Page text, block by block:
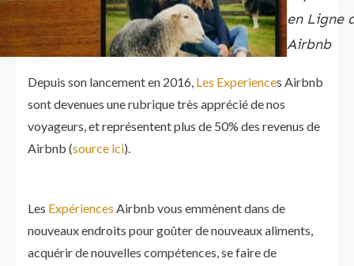
en Ligne
Airbnb
Depuis son lancement en 2016, Les Experiences Airbnb
sont devenues une rubrique très apprécié de nos
voyageurs, et représentent plus de 50% des revenus de
Airbnb (source ici).
Les Expériences Airbnb vous emmènent dans de
nouveaux endroits pour goûter de nouveaux aliments,
acquérir de nouvelles compétences, se faire de